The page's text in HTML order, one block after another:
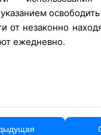
от незаконно
ежедневно.